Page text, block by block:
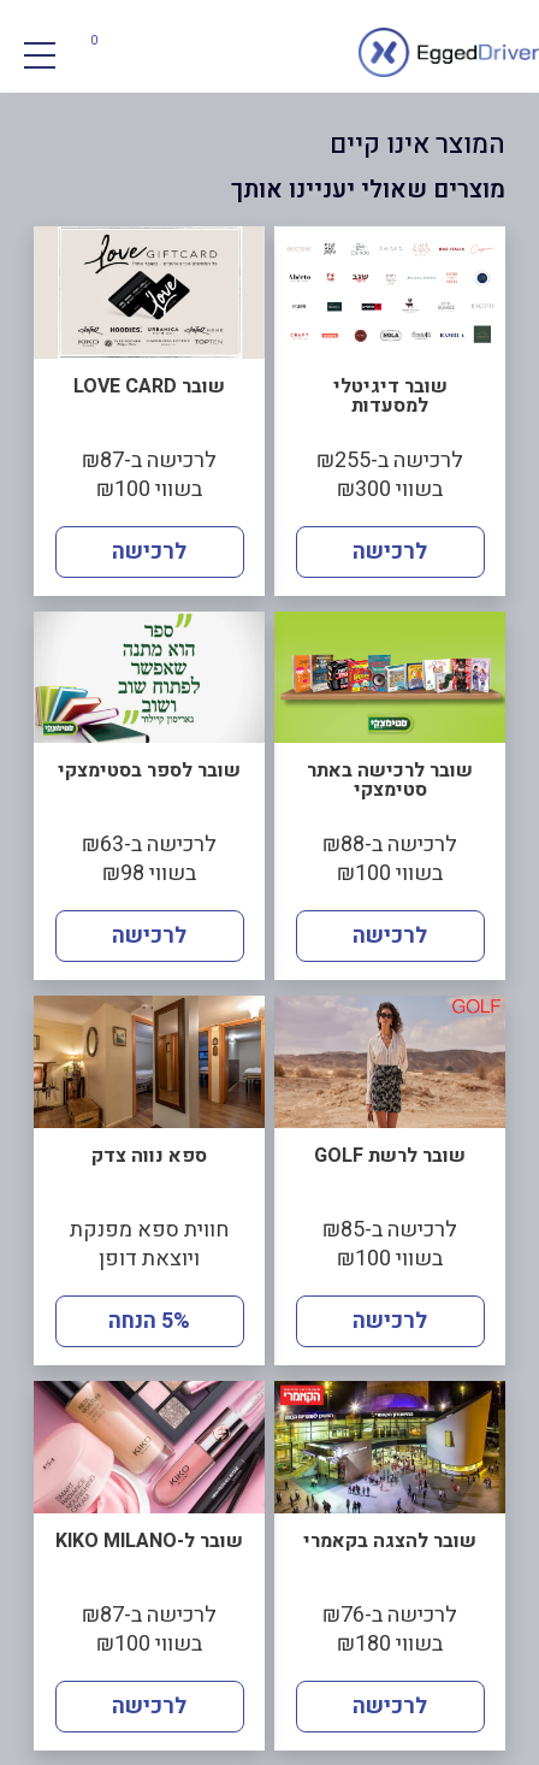
0
המוצר אינו קיים
מוצרים שאולי יעניינו אותך
שובר דיגיטלי
למסעדות
לרכישה ב-₪255
בשווי ₪300
לרכישה
שובר LOVE CARD
לרכישה ב-₪87
בשווי ₪100
לרכישה
שובר לרכישה באתר
סטימצקי
לרכישה ב-₪88
בשווי ₪100
לרכישה
שובר לספר בסטימצקי
לרכישה ב-₪63
בשווי ₪98
לרכישה
שובר לרשת GOLF
לרכישה ב-₪85
בשווי ₪100
לרכישה
ספא נווה צדק
חווית ספא מפנקת
ויוצאת דופן
5% הנחה
שובר להצגה בקאמרי
לרכישה ב-₪76
בשווי ₪180
לרכישה
שובר ל-KIKO MILANO
לרכישה ב-₪87
בשווי ₪100
לרכישה